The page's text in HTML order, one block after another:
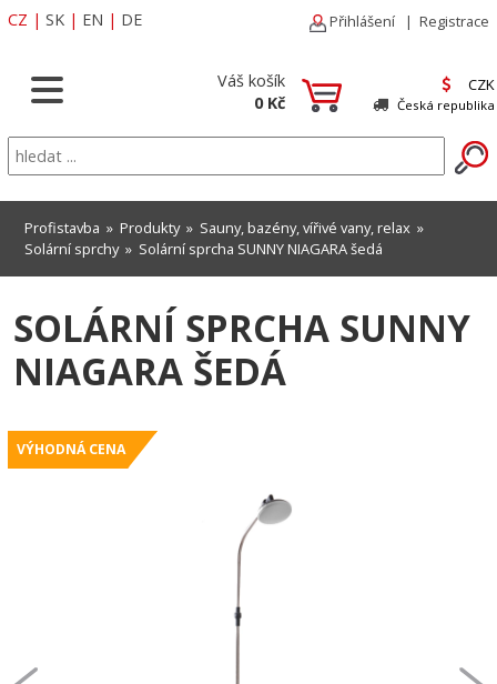
CZ | SK | EN | DE Přihlášení | Registrace
Váš košík
0 Kč
CZK
Česká republika
Profistavba » Produkty» Sauny, bazény, vířivé vany, relax »
Solární sprchy» Solární sprcha SUNNY NIAGARA šedá
SOLÁRNÍ SPRCHA SUNNY
NIAGARA ŠEDÁ
VÝHODNÁ CENA